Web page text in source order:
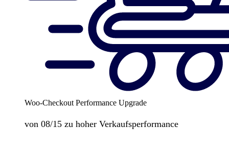
Woo-Checkout Performance Upgrade
von 08/15 zu hoher Verkaufsperformance